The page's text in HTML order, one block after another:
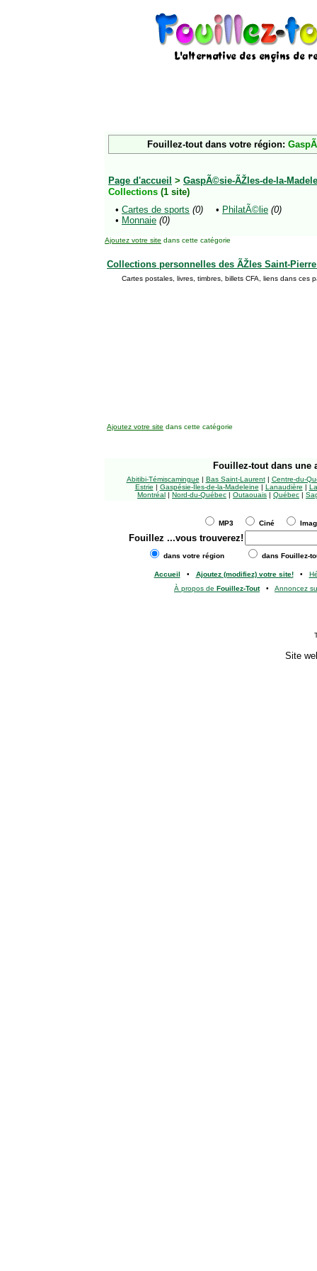
Fouillez-tout dans votre région:
Page d'accueil > GaspÃ©sie-ÃŽles-de-la-
Collections (1 site)
• Cartes de sports (0)
• Monnaie (0)
• PhilatÃ©lie (0)
Ajoutez votre site dans cette catégorie
Collections personnelles des ÃŽles Saint-
Cartes postales, livres, timbres, billets CFA, liens dans ces
Ajoutez votre site dans cette catégorie
Fouillez-tout dans une
Abitibi-Témiscamingue | Bas Saint-Laurent| Centre-du-
Estrie | Gaspésie-Îles-de-la-Madeleine | Lanaudière |
Montréal | Nord-du-Québec | Outaouais | Québec |
MP3 Ciné
Fouillez ...vous trouverez!
dans votre région dans Fouillez-
Accueil • Ajoutez (modifiez) votre site!•
À propos de Fouillez-Tout• Annoncez
Site